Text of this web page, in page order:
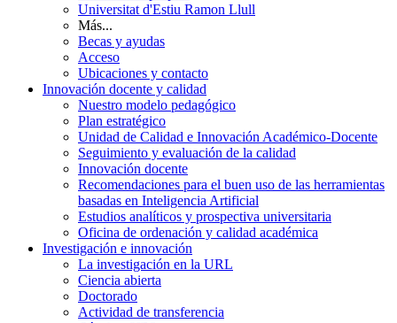
Universitat d'Estiu Ramon Llull
Más...
Becas y ayudas
Acceso
Ubicaciones y contacto
Innovación docente y calidad
Nuestro modelo pedagógico
Plan estratégico
Unidad de Calidad e Innovación Académico-Docente
Seguimiento y evaluación de la calidad
Innovación docente
Recomendaciones para el buen uso de las herramientas
basadas en Inteligencia Artificial
Estudios analíticos y prospectiva universitaria
Oficina de ordenación y calidad académica
Investigación e innovación
La investigación en la URL
Ciencia abierta
Doctorado
Actividad de transferencia